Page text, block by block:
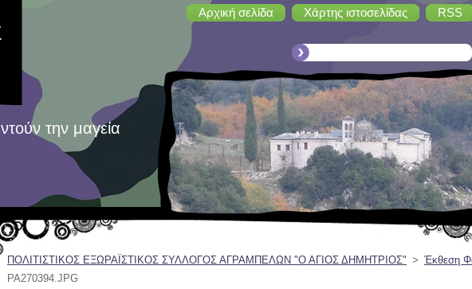
Αρχική σελίδα Χάρτης ιστοσελίδας RSS
την μαγεία
ΠΟΛΙΤΙΣΤΙΚΟΣ ΕΞΩΡΑΪΣΤΙΚΟΣ ΣΥΛΛΟΓΟΣ ΑΓΡΑΜΠΕΛΩΝ "Ο ΑΓΙΟΣ ΔΗΜΗΤΡΙΟΣ" > Έκθεση
PA270394.JPG